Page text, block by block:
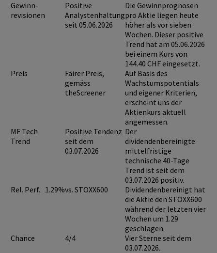
Gewinn-
revisionen
Positive
Analystenhaltung
seit 05.06.2026
Die Gewinnprognosen
pro Aktie liegen heute
höher als vor sieben
Wochen. Dieser positive
Trend hat am 05.06.2026
bei einem Kurs von
144.40 CHFeingesetzt.
Preis
Fairer Preis,
gemäss
theScreener
Auf Basis des
Wachstumspotentials
und eigener Kriterien,
erscheint uns der
Aktienkurs aktuell
angemessen.
MF Tech
Trend
Positive Tendenz
seit dem
03.07.2026
Der
dividendenbereinigte
mittelfristige
technische 40-Tage
Trend ist seit dem
03.07.2026 positiv.
Rel. Perf. 1.29%vs. STOXX600
Dividendenbereinigt hat
die Aktie den STOXX600
während der letzten vier
Wochen um 1.29
geschlagen.
Chance
4/4
Vier Sterne seit dem
03.07.2026.